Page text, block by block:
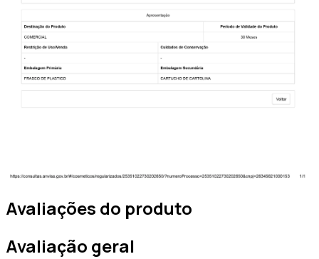
Avaliações do produto
Avaliação geral